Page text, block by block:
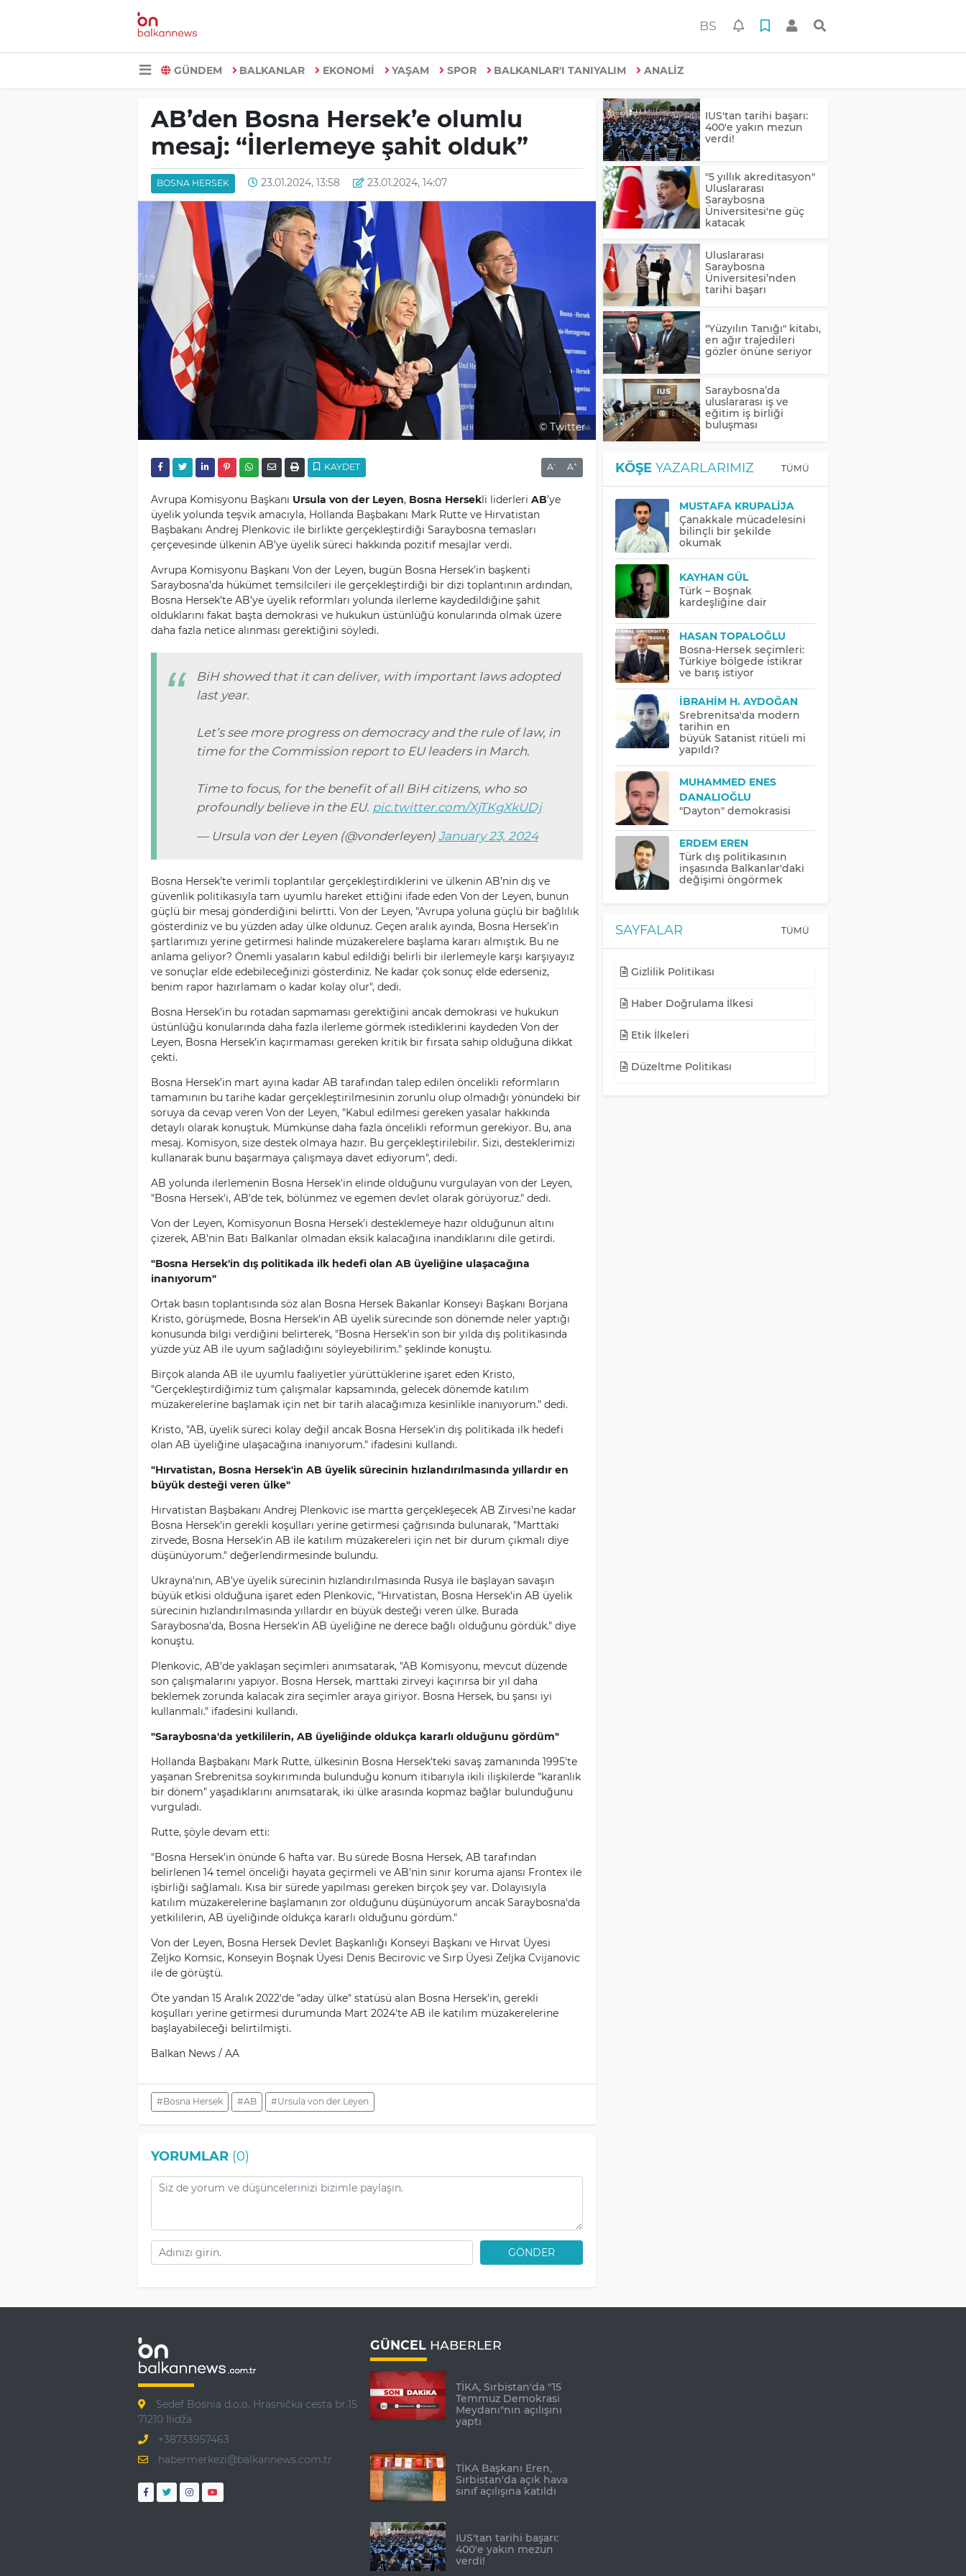
BS
GÜNDEM BALKANLAR EKONOMİ YAŞAM SPOR BALKANLAR'I TANIYALIM ANALİZ
AB’den Bosna Hersek’e olumlu
mesaj: “İlerlemeye şahit olduk”
BOSNA HERSEK 23.01.2024, 13:58 23.01.2024, 14:07
© Twitter
KAYDET A- A+
Avrupa Komisyonu Başkanı Ursula von der Leyen, Bosna Hersekli liderleri AB’ye
üyelik yolunda teşvik amacıyla, Hollanda Başbakanı Mark Rutte ve Hırvatistan
Başbakanı Andrej Plenkovic ile birlikte gerçekleştirdiği Saraybosna temasları
çerçevesinde ülkenin AB’ye üyelik süreci hakkında pozitif mesajlar verdi.
Avrupa Komisyonu Başkanı Von der Leyen, bugün Bosna Hersek’in başkenti
Saraybosna’da hükümet temsilcileri ile gerçekleştirdiği bir dizi toplantının ardından,
Bosna Hersek’te AB’ye üyelik reformları yolunda ilerleme kaydedildiğine şahit
olduklarını fakat başta demokrasi ve hukukun üstünlüğü konularında olmak üzere
daha fazla netice alınması gerektiğini söyledi.
BiH showed that it can deliver, with important laws adopted
last year.
Let’s see more progress on democracy and the rule of law, in
time for the Commission report to EU leaders in March.
Time to focus, for the benefit of all BiH citizens, who so
profoundly believe in the EU. pic.twitter.com/XjTKgXkUDj
— Ursula von der Leyen (@vonderleyen) January 23, 2024
Bosna Hersek’te verimli toplantılar gerçekleştirdiklerini ve ülkenin AB’nin dış ve
güvenlik politikasıyla tam uyumlu hareket ettiğini ifade eden Von der Leyen, bunun
güçlü bir mesaj gönderdiğini belirtti. Von der Leyen, "Avrupa yoluna güçlü bir bağlılık
gösterdiniz ve bu yüzden aday ülke oldunuz. Geçen aralık ayında, Bosna Hersek’in
şartlarımızı yerine getirmesi halinde müzakerelere başlama kararı almıştık. Bu ne
anlama geliyor? Önemli yasaların kabul edildiği belirli bir ilerlemeyle karşı karşıyayız
ve sonuçlar elde edebileceğinizi gösterdiniz. Ne kadar çok sonuç elde ederseniz,
benim rapor hazırlamam o kadar kolay olur", dedi.
Bosna Hersek’in bu rotadan sapmaması gerektiğini ancak demokrasi ve hukukun
üstünlüğü konularında daha fazla ilerleme görmek istediklerini kaydeden Von der
Leyen, Bosna Hersek’in kaçırmaması gereken kritik bir fırsata sahip olduğuna dikkat
çekti.
Bosna Hersek’in mart ayına kadar AB tarafından talep edilen öncelikli reformların
tamamının bu tarihe kadar gerçekleştirilmesinin zorunlu olup olmadığı yönündeki bir
soruya da cevap veren Von der Leyen, "Kabul edilmesi gereken yasalar hakkında
detaylı olarak konuştuk. Mümkünse daha fazla öncelikli reformun gerekiyor. Bu, ana
mesaj. Komisyon, size destek olmaya hazır. Bu gerçekleştirilebilir. Sizi, desteklerimizi
kullanarak bunu başarmaya çalışmaya davet ediyorum", dedi.
AB yolunda ilerlemenin Bosna Hersek'in elinde olduğunu vurgulayan von der Leyen,
"Bosna Hersek'i, AB'de tek, bölünmez ve egemen devlet olarak görüyoruz." dedi.
Von der Leyen, Komisyonun Bosna Hersek'i desteklemeye hazır olduğunun altını
çizerek, AB'nin Batı Balkanlar olmadan eksik kalacağına inandıklarını dile getirdi.
"Bosna Hersek'in dış politikada ilk hedefi olan AB üyeliğine ulaşacağına
inanıyorum"
Ortak basın toplantısında söz alan Bosna Hersek Bakanlar Konseyi Başkanı Borjana
Kristo, görüşmede, Bosna Hersek'in AB üyelik sürecinde son dönemde neler yaptığı
konusunda bilgi verdiğini belirterek, "Bosna Hersek'in son bir yılda dış politikasında
yüzde yüz AB ile uyum sağladığını söyleyebilirim." şeklinde konuştu.
Birçok alanda AB ile uyumlu faaliyetler yürüttüklerine işaret eden Kristo,
"Gerçekleştirdiğimiz tüm çalışmalar kapsamında, gelecek dönemde katılım
müzakerelerine başlamak için net bir tarih alacağımıza kesinlikle inanıyorum." dedi.
Kristo, "AB, üyelik süreci kolay değil ancak Bosna Hersek'in dış politikada ilk hedefi
olan AB üyeliğine ulaşacağına inanıyorum." ifadesini kullandı.
"Hırvatistan, Bosna Hersek'in AB üyelik sürecinin hızlandırılmasında yıllardır en
büyük desteği veren ülke"
Hırvatistan Başbakanı Andrej Plenkovic ise martta gerçekleşecek AB Zirvesi'ne kadar
Bosna Hersek'in gerekli koşulları yerine getirmesi çağrısında bulunarak, "Marttaki
zirvede, Bosna Hersek'in AB ile katılım müzakereleri için net bir durum çıkmalı diye
düşünüyorum." değerlendirmesinde bulundu.
Ukrayna'nın, AB'ye üyelik sürecinin hızlandırılmasında Rusya ile başlayan savaşın
büyük etkisi olduğuna işaret eden Plenkovic, "Hırvatistan, Bosna Hersek'in AB üyelik
sürecinin hızlandırılmasında yıllardır en büyük desteği veren ülke. Burada
Saraybosna'da, Bosna Hersek'in AB üyeliğine ne derece bağlı olduğunu gördük." diye
konuştu.
Plenkovic, AB'de yaklaşan seçimleri anımsatarak, "AB Komisyonu, mevcut düzende
son çalışmalarını yapıyor. Bosna Hersek, marttaki zirveyi kaçırırsa bir yıl daha
beklemek zorunda kalacak zira seçimler araya giriyor. Bosna Hersek, bu şansı iyi
kullanmalı." ifadesini kullandı.
"Saraybosna'da yetkililerin, AB üyeliğinde oldukça kararlı olduğunu gördüm"
Hollanda Başbakanı Mark Rutte, ülkesinin Bosna Hersek'teki savaş zamanında 1995'te
yaşanan Srebrenitsa soykırımında bulunduğu konum itibarıyla ikili ilişkilerde "karanlık
bir dönem" yaşadıklarını anımsatarak, iki ülke arasında kopmaz bağlar bulunduğunu
vurguladı.
Rutte, şöyle devam etti:
"Bosna Hersek'in önünde 6 hafta var. Bu sürede Bosna Hersek, AB tarafından
belirlenen 14 temel önceliği hayata geçirmeli ve AB'nin sınır koruma ajansı Frontex ile
işbirliği sağlamalı. Kısa bir sürede yapılması gereken birçok şey var. Dolayısıyla
katılım müzakerelerine başlamanın zor olduğunu düşünüyorum ancak Saraybosna'da
yetkililerin, AB üyeliğinde oldukça kararlı olduğunu gördüm."
Von der Leyen, Bosna Hersek Devlet Başkanlığı Konseyi Başkanı ve Hırvat Üyesi
Zeljko Komsic, Konseyin Boşnak Üyesi Denis Becirovic ve Sırp Üyesi Zeljka Cvijanovic
ile de görüştü.
Öte yandan 15 Aralık 2022'de "aday ülke" statüsü alan Bosna Hersek'in, gerekli
koşulları yerine getirmesi durumunda Mart 2024'te AB ile katılım müzakerelerine
başlayabileceği belirtilmişti.
Balkan News / AA
#Bosna Hersek #AB #Ursula von der Leyen
YORUMLAR(0)
GÖNDER
IUS'tan tarihi başarı:
400'e yakın mezun
verdi!
"5 yıllık akreditasyon"
Uluslararası
Saraybosna
Üniversitesi'ne güç
katacak
Uluslararası
Saraybosna
Üniversitesi’nden
tarihi başarı
"Yüzyılın Tanığı" kitabı,
en ağır trajedileri
gözler önüne seriyor
Saraybosna’da
uluslararası iş ve
eğitim iş birliği
buluşması
KÖŞE YAZARLARIMIZ TÜMÜ
MUSTAFA KRUPALIJA
Çanakkale mücadelesini
bilinçli bir şekilde
okumak
KAYHAN GÜL
Türk – Boşnak
kardeşliğine dair
HASAN TOPALOĞLU
Bosna-Hersek seçimleri:
Türkiye bölgede istikrar
ve barış istiyor
İBRAHIM H. AYDOĞAN
Srebrenitsa'da modern
tarihin en
büyük Satanist ritüeli mi
yapıldı?
MUHAMMED ENES
DANALIOĞLU
"Dayton" demokrasisi
ERDEM EREN
Türk dış politikasının
inşasında Balkanlar'daki
değişimi öngörmek
SAYFALAR TÜMÜ
Gizlilik Politikası
Haber Doğrulama İlkesi
Etik İlkeleri
Düzeltme Politikası
Sedef Bosnia d.o.o. Hrasnička cesta br.15
71210 Ilidža
+38733957463
habermerkezi@balkannews.com.tr
GÜNCEL HABERLER
TİKA, Sırbistan'da "15
Temmuz Demokrasi
Meydanı"nın açılışını
yaptı
TİKA Başkanı Eren,
Sırbistan'da açık hava
sınıf açılışına katıldı
IUS'tan tarihi başarı:
400'e yakın mezun
verdi!